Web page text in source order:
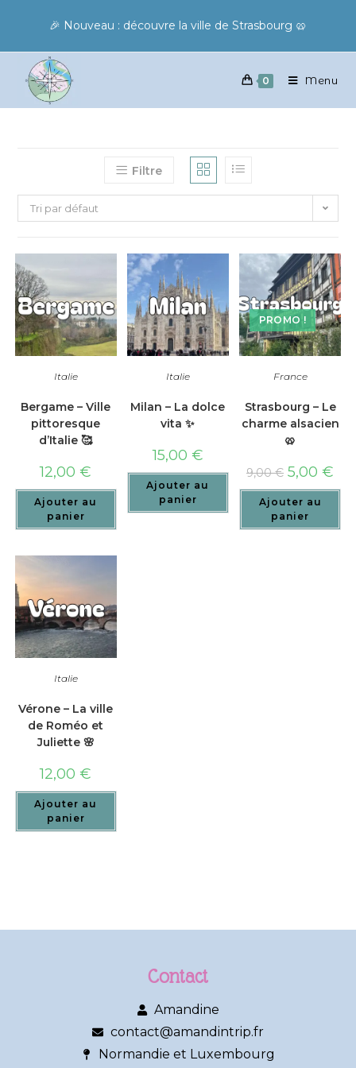
🎉 Nouveau : découvre la ville de Strasbourg 🥨
0 Menu
Filtre
Tri par défaut
Italie
Bergame – Ville
pittoresque
d’Italie 🥰
12,00 €
Ajouter au
panier
Italie
Milan – La dolce
vita ✨
15,00 €
Ajouter au
panier
PROMO !
France
Strasbourg – Le
charme alsacien
🥨
9,00€ 5,00 €
Ajouter au
panier
Italie
Vérone – La ville
de Roméo et
Juliette 🌸
12,00 €
Ajouter au
panier
Contact
Amandine
contact@amandintrip.fr
Normandie et Luxembourg